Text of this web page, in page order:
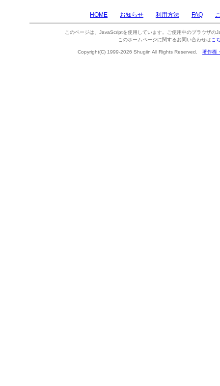
HOME お知らせ 利用方法 FAQ
このページは、JavaScriptを使用しています。ご使用中のブラウザの
このホームページに関するお問い合わせは こ
Copyright(C) 1999-2026 Shugiin All Rights Reserved. 著作権